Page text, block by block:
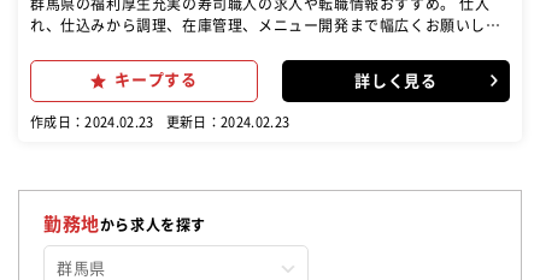
群馬県の福利厚生充実の寿司職人の求人や転職情報おすすめ。 仕入
れ、仕込みから調理、在庫管理、メニュー開発まで幅広くお願いしま
けることができます。 毎朝仕入れるさまざまな食材を知り、いかして
こそ料理人！ 最高の食材とあなたの発想でお客様を楽しませてくださ
キープする 詳しく見る
作成日：2024.02.23 更新日：2024.02.23
勤務地から求人を探す